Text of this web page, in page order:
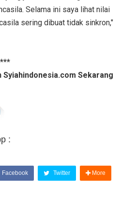
Selama ini saya lihat nilai
sering dibuat tidak sinkron,"
Syiahindonesia.com Sekarang
:
Facebook Twitter More